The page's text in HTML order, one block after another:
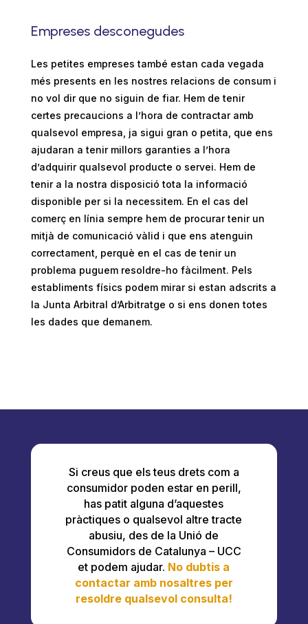
Empreses desconegudes
Les petites empreses també estan cada vegada
més presents en les nostres relacions de consum i
no vol dir que no siguin de fiar. Hem de tenir
certes precaucions a l’hora de contractar amb
qualsevol empresa, ja sigui gran o petita, que ens
ajudaran a tenir millors garanties a l’hora
d’adquirir qualsevol producte o servei. Hem de
tenir a la nostra disposició tota la informació
disponible per si la necessitem. En el cas del
comerç en línia sempre hem de procurar tenir un
mitjà de comunicació vàlid i que ens atenguin
correctament, perquè en el cas de tenir un
problema puguem resoldre-ho fàcilment. Pels
establiments físics podem mirar si estan adscrits a
la Junta Arbitral d’Arbitratge o si ens donen totes
les dades que demanem.
Si creus que els teus drets com a
consumidor poden estar en perill,
has patit alguna d’aquestes
pràctiques o qualsevol altre tracte
abusiu, des de la Unió de
Consumidors de Catalunya – UCC
et podem ajudar. No dubtis a
contactar amb nosaltres per
resoldre qualsevol consulta!